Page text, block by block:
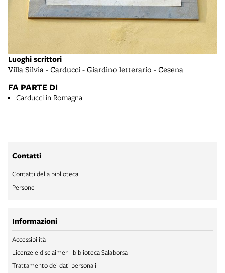
Luoghi scrittori
Villa Silvia - Carducci - Giardino letterario - Cesena
FA PARTE DI
Carducci in Romagna
Contatti
Contatti della biblioteca
Persone
Informazioni
Accessibilità
Licenze e disclaimer - biblioteca Salaborsa
Trattamento dei dati personali